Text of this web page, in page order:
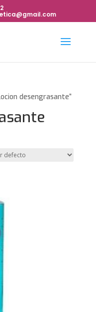
desengrasante”